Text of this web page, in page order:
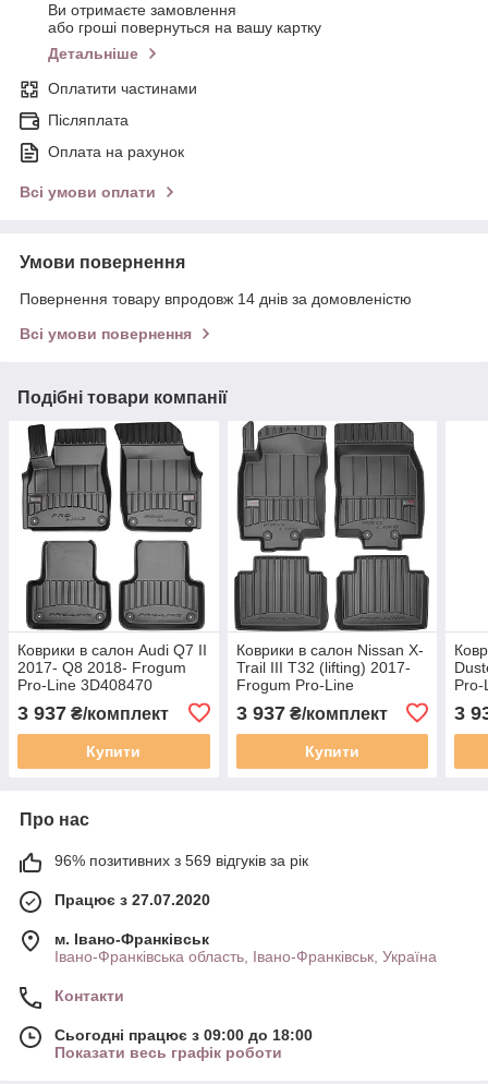
Ви отримаєте замовлення
або гроші повернуться на вашу картку
Детальніше
Оплатити частинами
Післяплата
Оплата на рахунок
Всі умови оплати
Умови повернення
Повернення товару впродовж 14 днів за домовленістю
Всі умови повернення
Подібні товари компанії
Коврики в салон Audi Q7 II
2017- Q8 2018- Frogum
Pro-Line 3D408470
3 937 ₴/комплект
Купити
Коврики в салон Nissan X-
Trail III T32 (lifting) 2017-
Frogum Pro-Line
3 937₴/комплект
Купити
Pro-
3
Про нас
96% позитивних з 569 відгуків за рік
Працює з 27.07.2020
м. Івано-Франківськ
Івано-Франківська область, Івано-Франківськ, Україна
Контакти
Сьогодні працює з 09:00 до 18:00
Показати весь графік роботи